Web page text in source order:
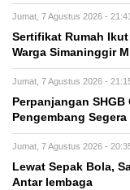
Jumat, 7 Agustus 2026 -
Sertifikat Rumah
Warga Simaninggir
Jumat, 7 Agustus 2026 -
Perpanjangan
Pengembang
Jumat, 7 Agustus 2026 -
Lewat Sepak Bola,
Antar lembaga